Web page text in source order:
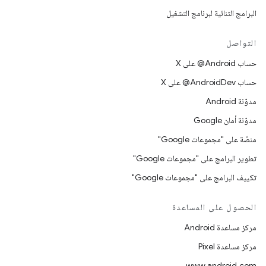
البرامج الثنائية لبرنامج التشغيل
التواصل
حساب ‎@Android على X
حساب ‎@AndroidDev على X
مدوّنة Android
مدوّنة أمان Google
منصّة على "مجموعات Google"
تطوير البرامج على "مجموعات Google"
تكييف البرامج على "مجموعات Google"
الحصول على المساعدة
مركز مساعدة Android
مركز مساعدة Pixel